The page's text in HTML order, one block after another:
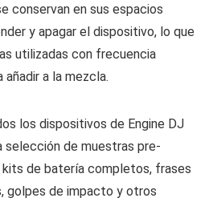
conservan en sus espacios
y apagar el dispositivo, lo que
utilizadas con frecuencia
a la mezcla.
los dispositivos de Engine DJ
selección de muestras pre-
kits de batería completos, frases
golpes de impacto y otros